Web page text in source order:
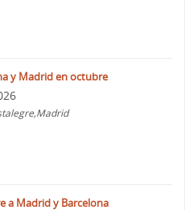
y Madrid en octubre
a Madrid y Barcelona